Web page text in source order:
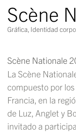
Scène
Gráfica, Identidad
Scène Nationale
La Scène
compuesto por
Francia, en la
de Luz, Anglet y
invitado a